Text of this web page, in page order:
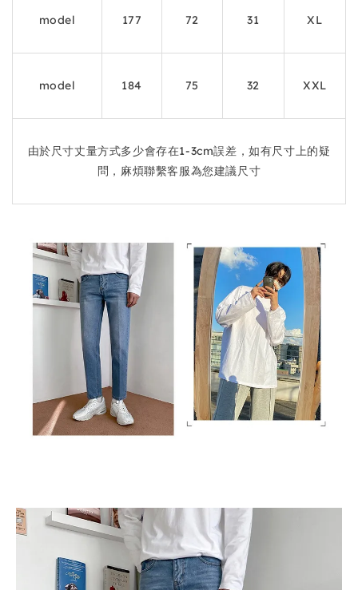
model 177 72 31 XL
model 184 75 32 XXL
由於尺寸丈量方式多少會存在1-3cm誤差，如有尺寸上的疑
問，麻煩聯繫客服為您建議尺寸